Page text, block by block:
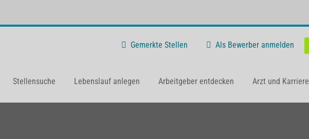
Gemerkte Stellen Als Bewerber anmelden
Stellensuche Lebenslauf anlegen Arbeitgeber entdecken Arzt und Karriere